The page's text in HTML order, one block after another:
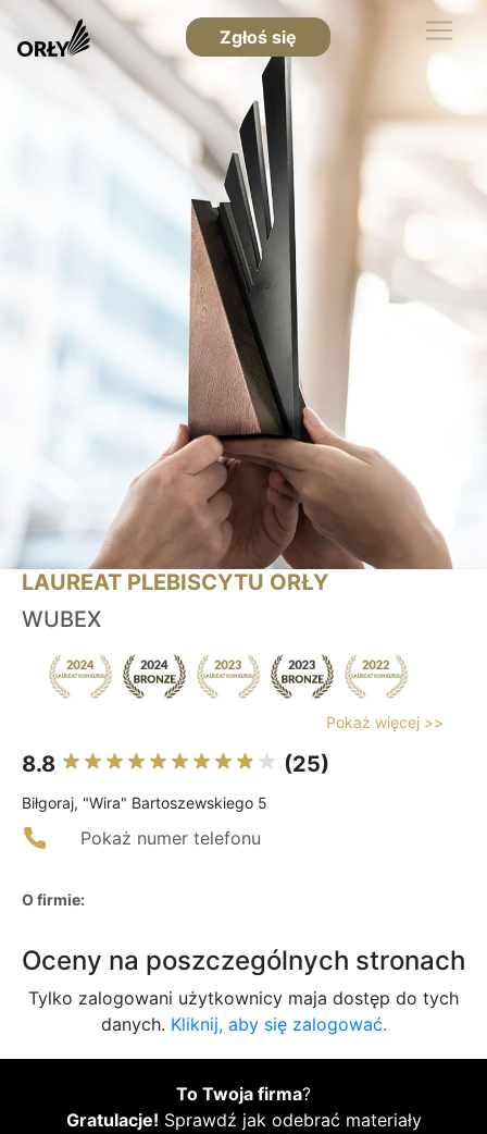
Zgłoś się
LAUREAT PLEBISCYTU ORŁY
WUBEX
Pokaż więcej >>
8.8 (25)
Biłgoraj, "Wira" Bartoszewskiego 5
Pokaż numer telefonu
O firmie:
Oceny na poszczególnych stronach
Tylko zalogowani użytkownicy maja dostęp do tych
danych. Kliknij, aby się zalogować.
To Twoja firma?
Gratulacje! Sprawdź jak odebrać materiały